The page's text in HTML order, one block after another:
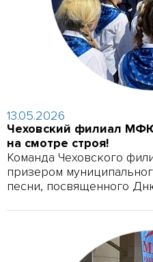
13.05.2026
Чеховский филиал
на смотре строя!
Команда Чеховского
призером
песни, посвященного